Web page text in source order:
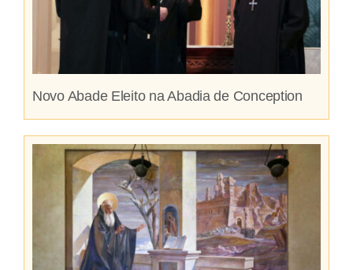
Novo Abade Eleito na Abadia de Conception